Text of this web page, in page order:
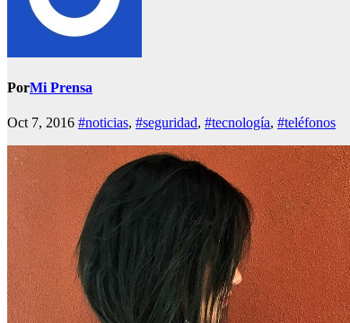
PorMi Prensa
Oct 7, 2016 #noticias, #seguridad, #tecnología, #teléfonos